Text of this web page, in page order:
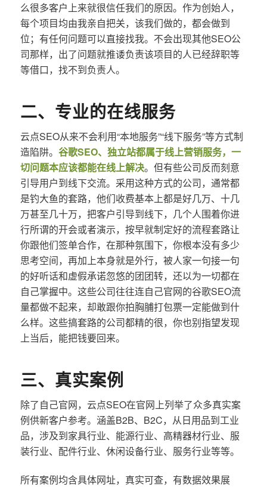
么很多客户上来就很信任我们的原因。作为创始人，
每个项目均由我亲自把关，该我们做的，都会做到
位；有任何问题可以直接找我。不会出现其他SEO公
司那样，出了问题就推诿负责该项目的人已经辞职等
等借口，找不到负责人。
二、专业的在线服务
云点SEO从来不会利用“本地服务”“线下服务”等方式制
造陷阱。 谷歌SEO、独立站都属于线上营销服务，一
切问题本应该都能在线上解决。但有些公司反而刻意
引导用户到线下交流。采用这种方式的公司，通常都
是钓大鱼的套路，他们收费基本上都是好几万、十几
万甚至几十万，把客户引导到线下，几个人围着你进
行所谓的开会或者演示，按早就制定好的流程套路让
你跟他们签单合作，在那种氛围下，你根本没有多少
思考空间，再加上本身就是外行，被人家一句接一句
的好听话和虚假承诺忽悠的团团转，还以为一切都在
自己掌握中。这些公司往往连自己官网的谷歌SEO流
量都做不起来，却敢跟你拍胸脯打包票一定能做到什
么样。这些搞套路的公司都精的很，你也别指望发现
上当后，能把钱要回来。
三、真实案例
除了自己官网，云点SEO在官网上列举了众多真实案
例供新客户参考。涵盖B2B、B2C，从日用品到工业
品，涉及到家具行业、能源行业、高精器材行业、服
装行业、配件行业、休闲设备行业、服务行业等等。
所有案例均含具体网址，真实可查，有数据效果展